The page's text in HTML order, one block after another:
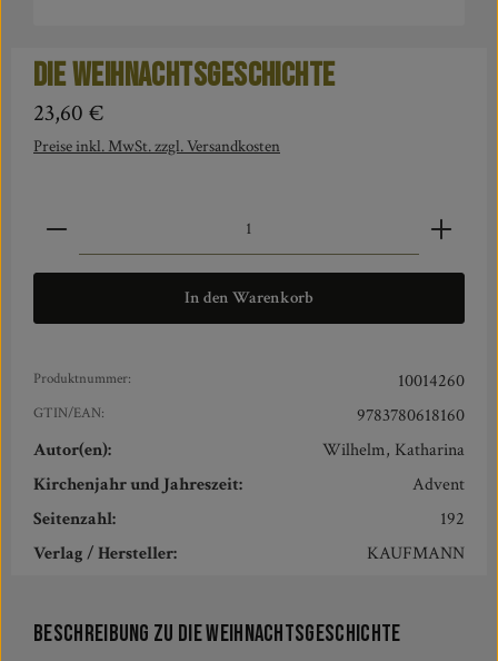
Die Weihnachtsgeschichte
Regulärer Preis:
23,60 €
Preise inkl. MwSt. zzgl. Versandkosten
Produkt Anzahl: Gib den gewünschten Wert ein oder
In den Warenkorb
Produktnummer: 10014260
GTIN/EAN:
9783780618160
Autor(en):
Wilhelm, Katharina
Kirchenjahr und Jahreszeit:
Advent
Seitenzahl:
192
Verlag / Hersteller:
KAUFMANN
Beschreibung zu Die Weihnachtsgeschichte